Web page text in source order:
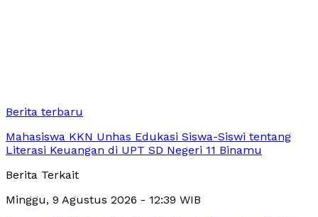
Berita terbaru
Mahasiswa KKN Unhas Edukasi Siswa-Siswi tentang
Literasi Keuangan di UPT SD Negeri 11 Binamu
Berita Terkait
Minggu, 9 Agustus 2026 - 12:39 WIB